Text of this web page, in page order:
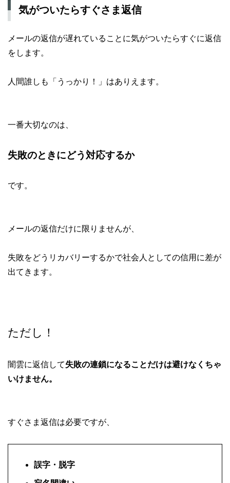
気がついたらすぐさま返信
メールの返信が遅れていることに気がついたらすぐに返信
をします。
人間誰しも「うっかり！」はありえます。
一番大切なのは、
失敗のときにどう対応するか
です。
メールの返信だけに限りませんが、
失敗をどうリカバリーするかで社会人としての信用に差が
出てきます。
ただし！
闇雲に返信して失敗の連鎖になることだけは避けなくちゃ
いけません。
すぐさま返信は必要ですが、
誤字・脱字